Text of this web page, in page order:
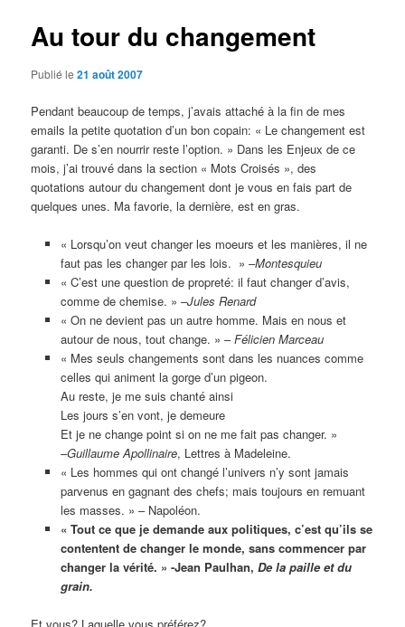
Au tour du changement
Publié le21 août 2007
Pendant beaucoup de temps, j’avais attaché à la fin de mes
emails la petite quotation d’un bon copain: « Le changement est
garanti. De s’en nourrir reste l’option. » Dans les Enjeux de ce
mois, j’ai trouvé dans la section « Mots Croisés », des
quotations autour du changement dont je vous en fais part de
quelques unes. Ma favorie, la dernière, est en gras.
« Lorsqu’on veut changer les moeurs et les manières, il ne
faut pas les changer par les lois. » –Montesquieu
« C’est une question de propreté: il faut changer d’avis,
comme de chemise. » –Jules Renard
« On ne devient pas un autre homme. Mais en nous et
autour de nous, tout change. » –Félicien Marceau
« Mes seuls changements sont dans les nuances comme
celles qui animent la gorge d’un pigeon.
Au reste, je me suis chanté ainsi
Les jours s’en vont, je demeure
Et je ne change point si on ne me fait pas changer. »
–Guillaume Apollinaire, Lettres à Madeleine.
« Les hommes qui ont changé l’univers n’y sont jamais
parvenus en gagnant des chefs; mais toujours en remuant
les masses. » – Napoléon.
« Tout ce que je demande aux politiques, c’est qu’ils se
contentent de changer le monde, sans commencer par
changer la vérité. » -Jean Paulhan, De la paille et du
grain.